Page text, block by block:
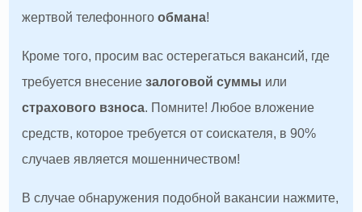
жертвой телефонногообмана!
Кроме того, просим вас остерегаться вакансий, где
требуется внесениезалоговой суммы или
страхового взноса. Помните! Любое вложение
средств, которое требуется от соискателя, в 90%
случаев является мошенничеством!
В случае обнаружения подобной вакансии нажмите,